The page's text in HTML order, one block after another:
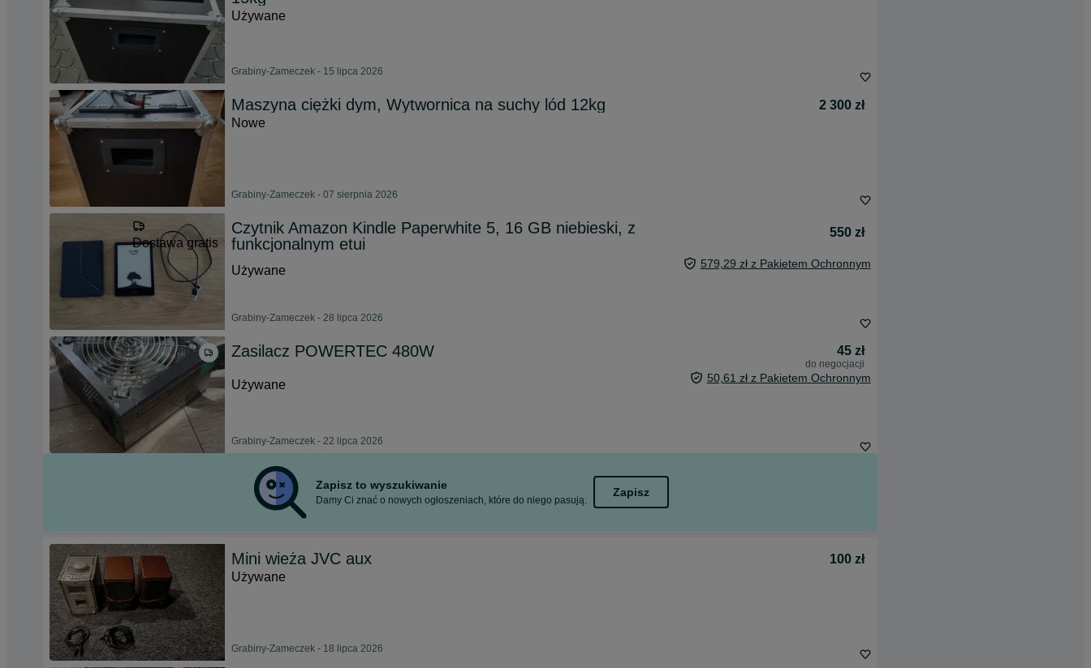
Używane
Grabiny-Zameczek - 15 lipca 2026
Maszyna ciężki dym, Wytwornica na suchy lód 12kg
2 300 zł
Nowe
Grabiny-Zameczek - 07 sierpnia 2026
Dostawa gratis
Czytnik Amazon Kindle Paperwhite 5, 16 GB niebieski, z
funkcjonalnym etui
550 zł
Używane 579,29 zł z Pakietem Ochronnym
Grabiny-Zameczek - 28 lipca 2026
Zasilacz POWERTEC 480W 45 zł
do negocjacji
Używane 50,61 zł z Pakietem Ochronnym
Grabiny-Zameczek - 22 lipca 2026
Zapisz to wyszukiwanie
Damy Ci znać o nowych ogłoszeniach, które do niego pasują.
Zapisz
Mini wieża JVC aux
100 zł
Używane
Grabiny-Zameczek - 18 lipca 2026